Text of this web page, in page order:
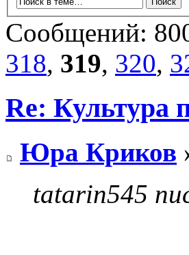
Сообщений:
318, 319, 320,
Re: Культура
Юра Криков
tatarin545